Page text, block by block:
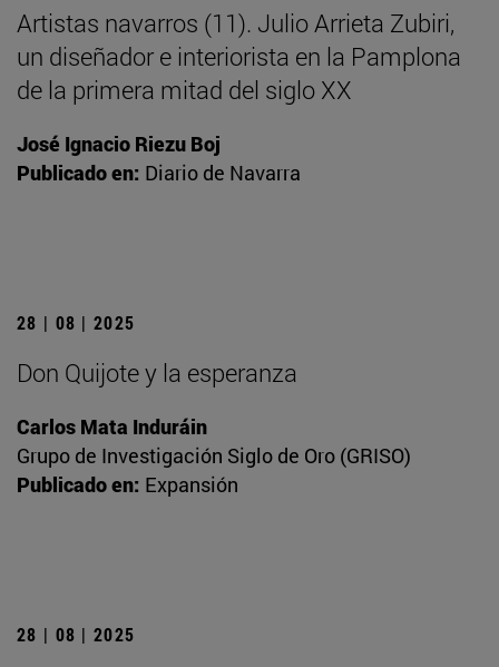
Artistas navarros (11). Julio Arrieta Zubiri,
un diseñador e interiorista en la Pamplona
de la primera mitad del siglo XX
José Ignacio Riezu Boj
Publicado en: Diario de Navarra
28 | 08 | 2025
Don Quijote y la esperanza
Carlos Mata Induráin
Grupo de Investigación Siglo de Oro (GRISO)
Publicado en: Expansión
28 | 08 | 2025